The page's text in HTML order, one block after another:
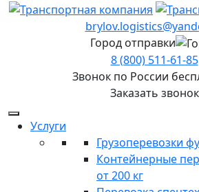
Город отправки
8 (800) 511-61-85
Звонок по России
Заказать звонок
Услуги
Грузоперевозки
Контейнерные
от 200 кг